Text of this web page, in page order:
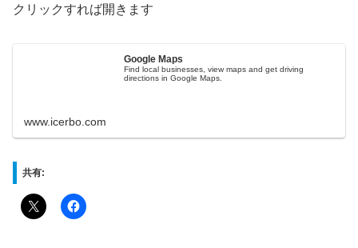
クリックすれば開きます
Google Maps
Find local businesses, view maps and get driving
directions in Google Maps.
www.icerbo.com
共有: